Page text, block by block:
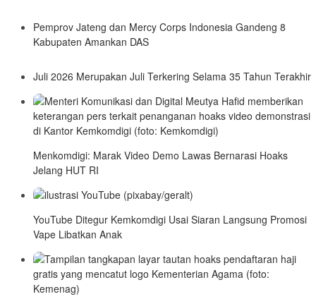
Pemprov Jateng dan Mercy Corps Indonesia Gandeng 8
Kabupaten Amankan DAS
Juli 2026 Merupakan Juli Terkering Selama 35 Tahun Terakhir
Menkomdigi: Marak Video Demo Lawas Bernarasi Hoaks
Jelang HUT RI
YouTube Ditegur Kemkomdigi Usai Siaran Langsung Promosi
Vape Libatkan Anak